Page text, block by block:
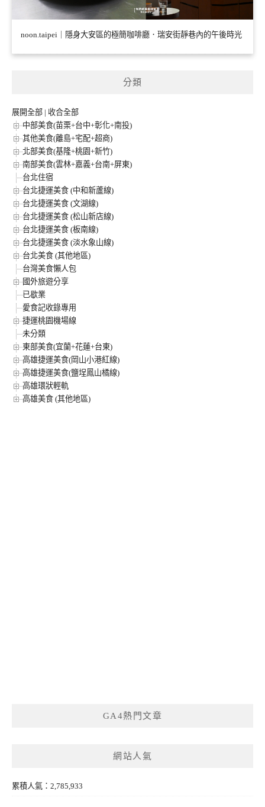
noon.taipei｜隱身大安區的極簡咖啡廳．瑞安街靜巷內的午後時光
分類
展開全部 | 收合全部
中部美食(苗栗+台中+彰化+南投)
其他美食(離島+宅配+超商)
北部美食(基隆+桃園+新竹)
南部美食(雲林+嘉義+台南+屏東)
台北住宿
台北捷運美食 (中和新蘆線)
台北捷運美食 (文湖線)
台北捷運美食 (松山新店線)
台北捷運美食 (板南線)
台北捷運美食 (淡水象山線)
台北美食 (其他地區)
台灣美食懶人包
國外旅遊分享
已歇業
愛食記收錄專用
捷運桃園機場線
未分類
東部美食(宜蘭+花蓮+台東)
高雄捷運美食(岡山小港紅線)
高雄捷運美食(鹽埕鳳山橘線)
高雄環狀輕軌
高雄美食 (其他地區)
GA4熱門文章
網站人氣
累積人氣：2,785,933